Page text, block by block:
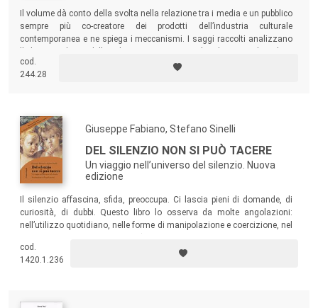
Il volume dà conto della svolta nella relazione tra i media e un pubblico
sempre più co-creatore dei prodotti dell’industria culturale
contemporanea e ne spiega i meccanismi. I saggi raccolti analizzano
l’ascesa della blogosfera come la prova più marcata dell’impatto
prodotto dalla partecipazione degli utenti sui grandi media tradizionali.
cod.
244.28
Giuseppe Fabiano, Stefano Sinelli
DEL SILENZIO NON SI PUÒ TACERE
Un viaggio nell’universo del silenzio. Nuova
edizione
Il silenzio affascina, sfida, preoccupa. Ci lascia pieni di domande, di
curiosità, di dubbi. Questo libro lo osserva da molte angolazioni:
nell’utilizzo quotidiano, nelle forme di manipolazione e coercizione, nel
alla musica), nella sua immanenza nella spiritualità e nella
psicoterapia.
cod.
1420.1.236